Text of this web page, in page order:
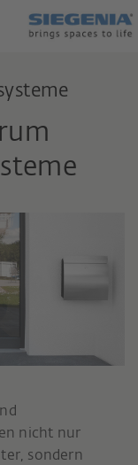
nicht nur
sondern